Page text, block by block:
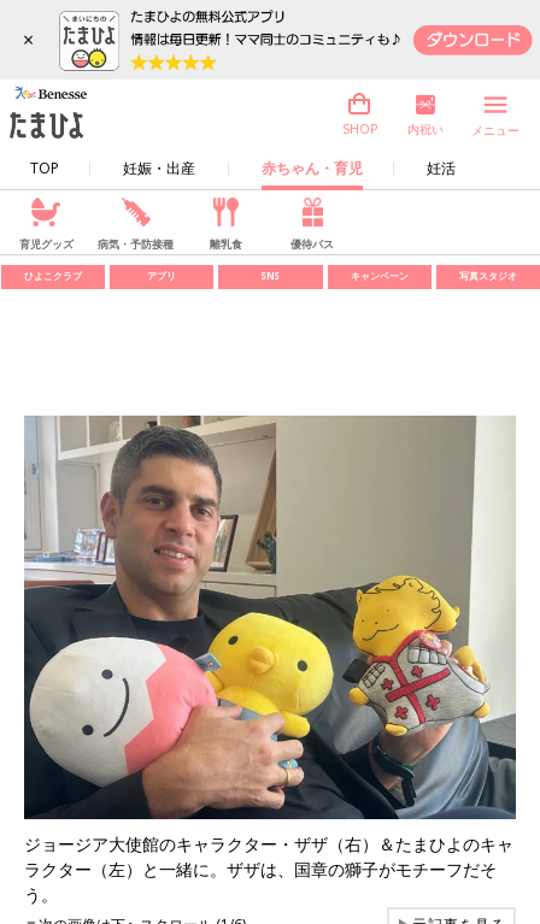
×
TOP 妊娠・出産 赤ちゃん・育児 妊活
SHOP 内祝い メニュー
育児グッズ 病気・予防接種 離乳食 優待パス
ひよこクラブ アプリ SNS キャンペーン 写真スタジオ
ジョージア大使館のキャラクター・ザザ（右）＆たまひよのキャ
ラクター（左）と一緒に。ザザは、国章の獅子がモチーフだそ
う。